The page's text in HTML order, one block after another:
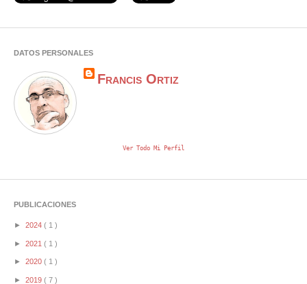
DATOS PERSONALES
Francis Ortiz
Ver Todo Mi Perfil
PUBLICACIONES
► 2024 ( 1 )
► 2021 ( 1 )
► 2020 ( 1 )
► 2019 ( 7 )